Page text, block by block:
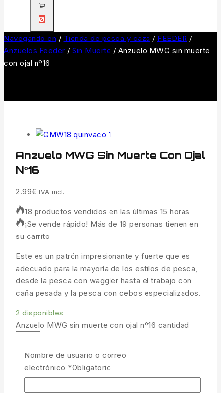
0
Navegando en / Tienda de pesca y caza / FEEDER /
Anzuelos Feeder / Sin Muerte / Anzuelo MWG sin muerte
con ojal nº16
Anzuelo MWG Sin Muerte Con Ojal
Nº16
2.99€ IVA incl.
18 productos vendidos en las últimas 15 horas
¡Se vende rápido! Más de 19 personas tienen en
su carrito
Este es un patrón impresionante y fuerte que es
adecuado para la mayoría de los estilos de pesca,
desde la pesca con waggler hasta el trabajo con
caña pesada y la pesca con cebos especializados.
2 disponibles
Anzuelo MWG sin muerte con ojal nº16 cantidad
AÑADIR AL CARRITO
Nombre de usuario o correo
electrónico *Obligatorio